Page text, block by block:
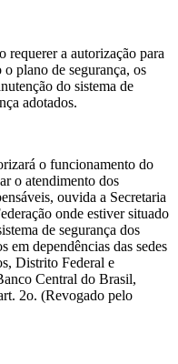
requerer a autorização para
plano de segurança, os
do sistema de
adotados.
o funcionamento do
o atendimento dos
ouvida a Secretaria
onde estiver situado
de segurança dos
em dependências das sedes
Distrito Federal e
Central do Brasil,
2o. (Revogado pelo